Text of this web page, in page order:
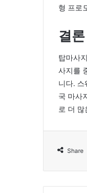
형 프로
결론
탑마사
사지를
니다.
국 마사
로 더
Share